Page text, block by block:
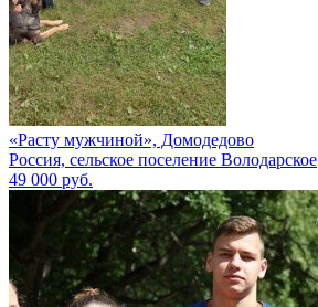
«Расту мужчиной», Домодедово
Россия, сельское поселение Володарское
49 000 руб.